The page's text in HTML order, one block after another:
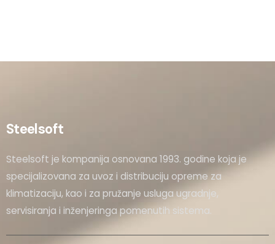
Steelsoft
Steelsoft je kompanija osnovana 1993. godine koja je
specijalizovana za uvoz i distribuciju opreme za
klimatizaciju, kao i za pružanje usluga ugradnje,
servisiranja i inženjeringa pomenutih sistema.